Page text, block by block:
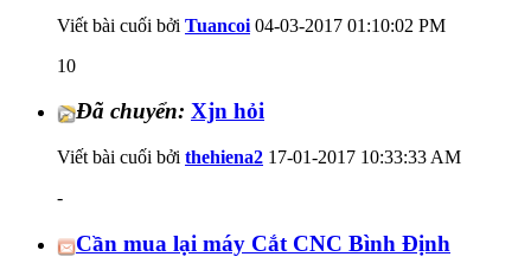
Viết bài cuối bởi Tuancoi 04-03-2017 01:10:02 PM
10
Đã chuyển: Xjn hỏi
Viết bài cuối bởi thehiena2 17-01-2017 10:33:33 AM
-
Cần mua lại máy Cắt CNC Bình Định